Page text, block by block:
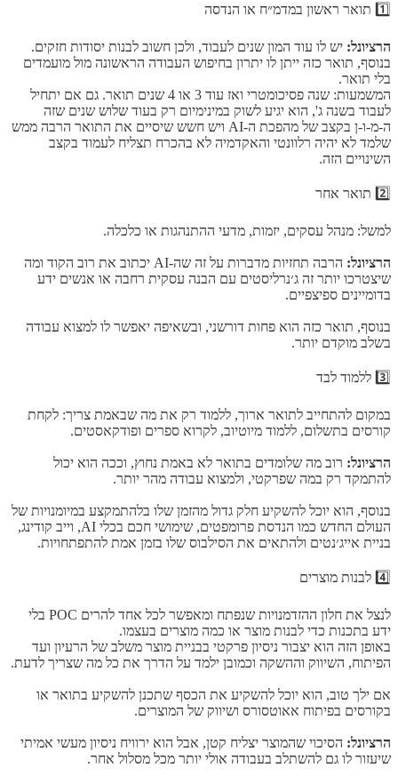
1️⃣ תואר ראשון במדמ״ח או הנדסה
הרציונל: יש לו עוד המון שנים לעבוד, ולכן חשוב לבנות יסודות חזקים.
בנוסף, תואר כזה ייתן לו יתרון בחיפוש העבודה הראשונה מול מועמדים
בלי תואר.
המשמעות: שנה פסיכומטרי ואז עוד 3 או 4 שנים תואר. גם אם יתחיל
לעבוד בשנה ג', הוא יגיע לשוק במינימיום רק בעוד שלוש שנים שזה
ה-מ-ו-ן בקצב של מהפכת ה-AI ויש חשש שיסיים את התואר הרבה ממש
שלמד לא יהיה רלוונטי והאקדמיה לא בהכרח תצליח לעמוד בקצב
השינויים הזה.
2️⃣ תואר אחר
למשל: מנהל עסקים, יזמות, מדעי ההתנהגות או כלכלה.
הרציונל:
הרבה תחזיות מדברות על זה שה-AI יכתוב את רוב הקוד ומה
שיצטרכו יותר זה ג׳נרליסטים עם הבנה עסקית רחבה או אנשים ידע
בדומיינים ספיצפיים.
בנוסף, תואר כזה הוא פחות דורשני, ובשאיפה יאפשר לו למצוא עבודה
בשלב מוקדם יותר.
3️⃣ ללמוד לבד
במקום להתחייב לתואר ארוך, ללמוד רק את מה שבאמת צריך: לקחת
קורסים בתשלום, ללמוד מיוטיוב, לקרוא ספרים ופודקאסטים.
הרציונל: רוב מה שלומדים בתואר לא באמת נחוץ, וככה הוא יכול
להתמקד רק במה שפרקטי, ולמצוא עבודה מהר יותר.
בנוסף, הוא יוכל להשקיע חלק גדול מהזמן שלו בלהתמקצע במיומנויות של
העולם החדש כמו הנדסת פרומפטים, שימושי חכם בכלי AI, וייב קודינג,
בניית אייג׳נטים ולהתאים את הסילבוס שלו בזמן אמת להתפתחויות.
4️⃣ לבנות מוצרים
לנצל את חלון ההזדמנויות שנפתח ומאפשר לכל אחד להרים POC בלי
ידע בתכנות כדי לבנות מוצר או כמה מוצרים בעצמו.
באופן הזה הוא יצבור ניסיון פרקטי בבניית מוצר משלב של הרעיון ועד
הפיתוח, השיווק וההשקה וכמובן ילמד על הדרך את כל מה שצריך לדעת.
אם ילך טוב, הוא יוכל להשקיע את הכסף שתכנן להשקיע בתואר או
בקורסים בפיתוח אאוטסורס ושיווק של המוצרים.
הרציונל: הסיכוי שהמוצר יצליח קטן, אבל הוא ירוויח ניסיון מעשי אמיתי
שיעזור לו גם להשתלב בעבודה אולי יותר מכל מסלול אחר.